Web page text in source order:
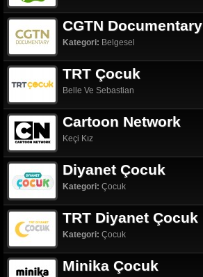
CGTN Documentary
Kategori: Belgesel
TRT Çocuk
Belle Ve Sebastian
Cartoon Network
Keçi Kız
Diyanet Çocuk
Kategori: Çocuk
TRT Diyanet Çocuk
Kategori: Çocuk
Minika Çocuk